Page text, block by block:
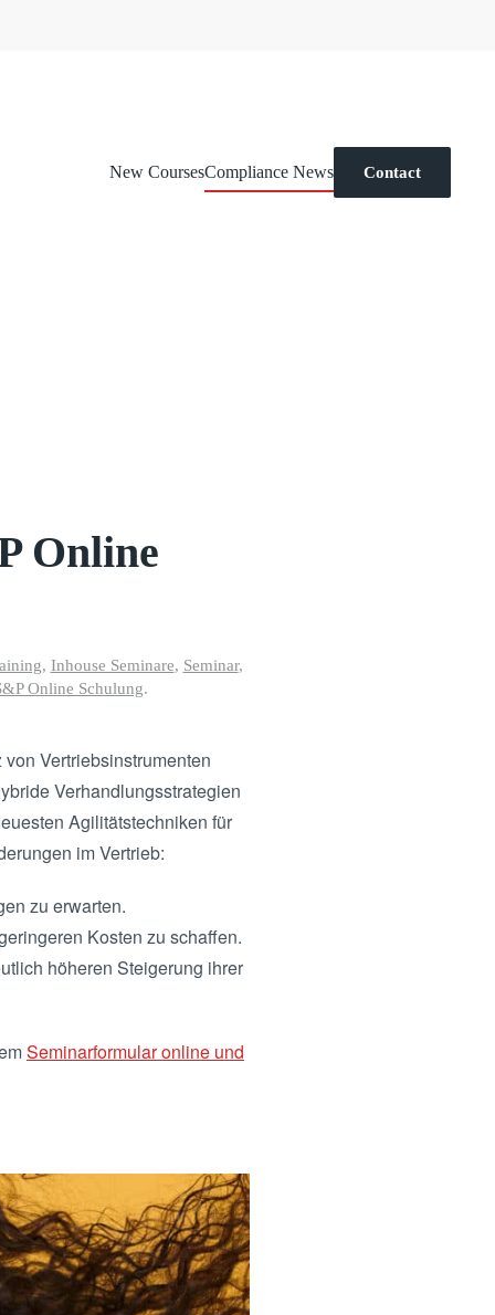
New CoursesCompliance News Contact
Online
, Inhouse Seminare, Seminar,
Online Schulung.
Vertriebsinstrumenten
Verhandlungsstrategien
Agilitätstechniken für
im Vertrieb:
zu erwarten.
Kosten zu schaffen.
höheren Steigerung ihrer
Seminarformular online und